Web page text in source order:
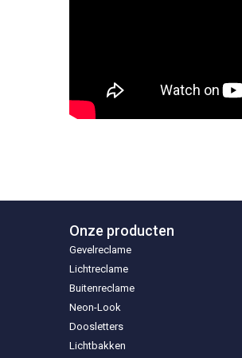
Onze producten
Gevelreclame
Lichtreclame
Buitenreclame
Neon-Look
Doosletters
Lichtbakken